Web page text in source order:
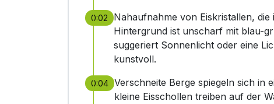
0:02
Nahaufnahme von Eiskristallen,
Hintergrund ist unscharf mit blau-
suggeriert Sonnenlicht oder eine
kunstvoll.
0:04
Verschneite Berge spiegeln sich in
kleine Eisschollen treiben auf der